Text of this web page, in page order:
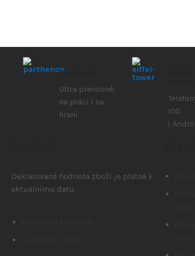
Notebooky
Ultra přenosné,
na práci i na
hraní
iOS
i
Deklarovaná hodnota zboží je platná k
aktuálnímu datu.